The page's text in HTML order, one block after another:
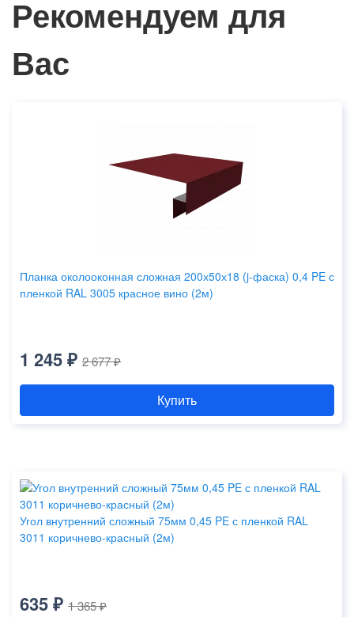
Рекомендуем для
Вас
Планка околооконная сложная 200х50х18 (j-фаска) 0,4 PE с
пленкой RAL 3005 красное вино (2м)
1 245 ₽ 2 677 ₽
Купить
Угол внутренний сложный 75мм 0,45 PE с пленкой RAL
3011 коричнево-красный (2м)
635 ₽ 1 365 ₽